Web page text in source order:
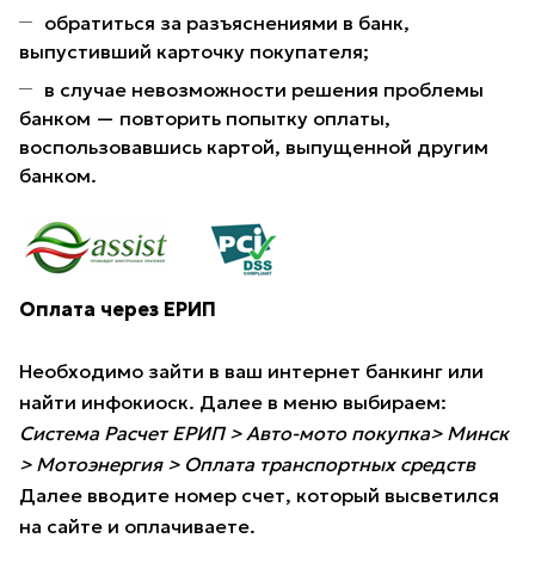
обратиться за разъяснениями в банк,
выпустивший карточку покупателя;
в случае невозможности решения проблемы
банком — повторить попытку оплаты,
воспользовавшись картой, выпущенной другим
банком.
Оплата через ЕРИП
Необходимо зайти в ваш интернет банкинг или
найти инфокиоск. Далее в меню выбираем:
Система Расчет ЕРИП > Авто-мото покупка> Минск
> Мотоэнергия > Оплата транспортных средств
Далее вводите номер счет, который высветился
на сайте и оплачиваете.